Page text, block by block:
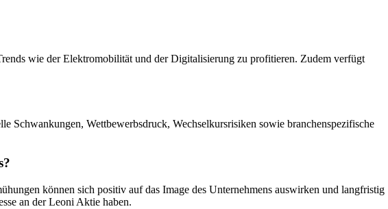
wie der Elektromobilität und der Digitalisierung zu profitieren. Zudem verfügt
Wettbewerbsdruck, Wechselkursrisiken sowie branchenspezifische
können sich positiv auf das Image des Unternehmens auswirken und langfristig
an der Leoni Aktie haben.